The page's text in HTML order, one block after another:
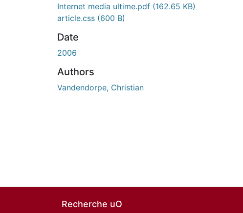
Internet media ultime.pdf (162.65 KB)
article.css (600 B)
Date
2006
Authors
Vandendorpe, Christian
Recherche uO